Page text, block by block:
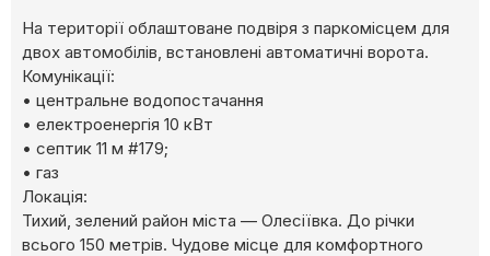
На території облаштоване подвіря з паркомісцем для
двох автомобілів, встановлені автоматичні ворота.
Комунікації:
• центральне водопостачання
• електроенергія 10 кВт
• септик 11 м #179;
• газ
Локація:
Тихий, зелений район міста — Олесіївка. До річки
всього 150 метрів. Чудове місце для комфортного